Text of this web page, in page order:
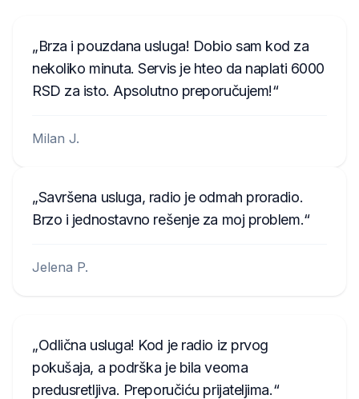
Brza i pouzdana usluga! Dobio sam kod za
nekoliko minuta. Servis je hteo da naplati 6000
RSD za isto. Apsolutno preporučujem!
Milan J.
Savršena usluga, radio je odmah proradio.
Brzo i jednostavno rešenje za moj problem.
Jelena P.
Odlična usluga! Kod je radio iz prvog
pokušaja, a podrška je bila veoma
predusretljiva. Preporučiću prijateljima.